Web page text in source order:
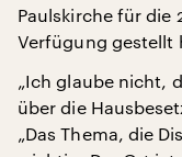
Paulskirche für die
Verfügung gestellt
„Ich glaube nicht,
über die
„Das Thema, die